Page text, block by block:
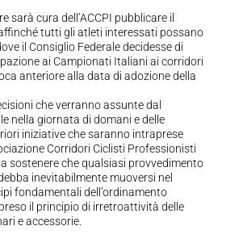
sarà cura dell’ACCPI pubblicare il
tutti gli atleti interessati possano
il Consiglio Federale decidesse di
ai Campionati Italiani ai corridori
anteriore alla data di adozione della
che verranno assunte dal
nella giornata di domani e delle
iniziative che saranno intraprese
Corridori Ciclisti Professionisti
sostenere che qualsiasi provvedimento
inevitabilmente muoversi nel
fondamentali dell’ordinamento
il principio di irretroattività delle
e accessorie.